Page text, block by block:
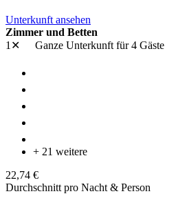
Unterkunft ansehen
Zimmer und Betten
1✕
Ganze Unterkunft für 4 Gäste
+ 21 weitere
22,74 €
Durchschnitt pro Nacht & Person